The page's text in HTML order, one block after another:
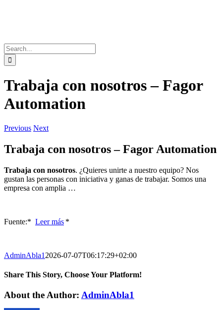
Search
for:
Trabaja con nosotros – Fagor
Automation
Previous Next
Trabaja con nosotros – Fagor Automation
Trabaja con nosotros. ¿Quieres unirte a nuestro equipo? Nos
gustan las personas con iniciativa y ganas de trabajar. Somos una
empresa con amplia …
Fuente:* ​ Leer más *
AdminAbla1 2026-07-07T06:17:29+02:00
Share This Story, Choose Your Platform!
Facebook
Twitter
LinkedIn
Reddit
WhatsApp
Tumblr
Pinterest
Vk
Xing
Email
About the Author: AdminAbla1